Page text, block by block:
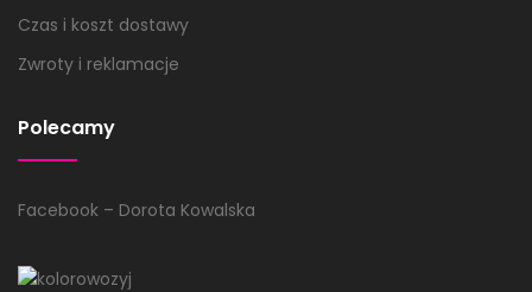
Czas i koszt dostawy
Zwroty i reklamacje
Polecamy
Facebook – Dorota Kowalska